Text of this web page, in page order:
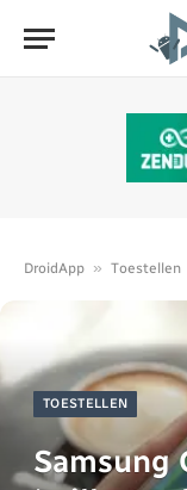
DroidApp » Toestellen
TOESTELLEN
Samsung